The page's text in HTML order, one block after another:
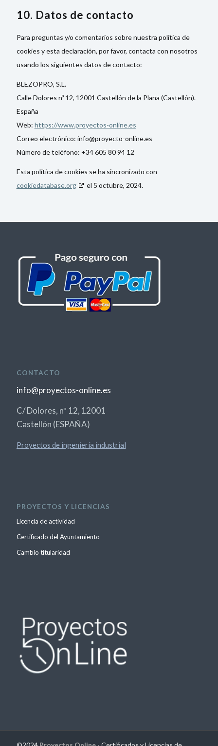
10. Datos de contacto
Para preguntas y/o comentarios sobre nuestra política de
cookies y esta declaración, por favor, contacta con nosotros
usando los siguientes datos de contacto:
BLEZOPRO, S.L.
Calle Dolores nº 12, 12001 Castellón de la Plana (Castellón).
España
Web: https://www.proyectos-online.es
Correo electrónico: info@proyecto-online.es
Número de teléfono: +34 605 80 94 12
Esta política de cookies se ha sincronizado con
cookiedatabase.org
el 5 octubre, 2024.
CONTACTO
info@proyectos-online.es
C/ Dolores, nº 12, 12001
Castellón (ESPAÑA)
Proyectos de ingeniería industrial
PROYECTOS Y LICENCIAS
Licencia de actividad
Certificado del Ayuntamiento
Cambio titularidad